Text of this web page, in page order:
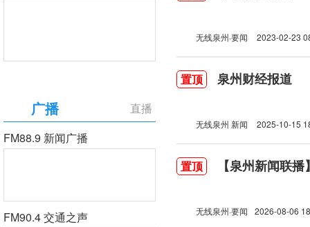
直播
广播
FM88.9 新闻广播
FM90.4 交通之声
无线泉州·要闻 2023-02-23
置顶 泉州财经报道
无线泉州 新闻 2025-10-15
置顶 【泉州新闻联
无线泉州·要闻 2026-08-06